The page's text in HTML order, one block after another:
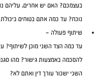
בעצמכם? האם יש אחרים, עליהם
נוכח? עד כמה אתם בטוחים
שיתוף פעולה –
עד כמה הצד השני מוכן לשיתוף?
להסכמה באמצעות גישור? מהו
השני ישכור עורך דין ואתם לא?